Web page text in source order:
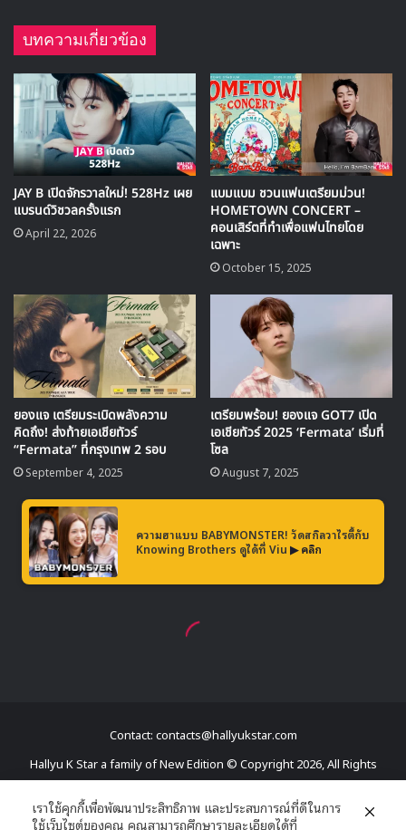
: อัพเดต 12/02/2019
เวลาเที่ยงคืนของเกาหลี ออฟฟิศเชียลปล่อยรูปทีเซอร์เดี่ยว
สมาชิกคนที่ 11 คือ
“넌 날 깨우는 Dejavu – เธอเป็นเดจาวู ที่ปลุกฉันให้ตื่นขึ้น”
Contact: contacts@hallyukstar.com
Hallyu K Star a family of New Edition © Copyright 2026, All Rights
เราใช้คุกกี้เพื่อพัฒนาประสิทธิภาพ และประสบการณ์ที่ดีในการ
ใช้เว็บไซต์ของคุณ คุณสามารถศึกษารายละเอียดได้ที่